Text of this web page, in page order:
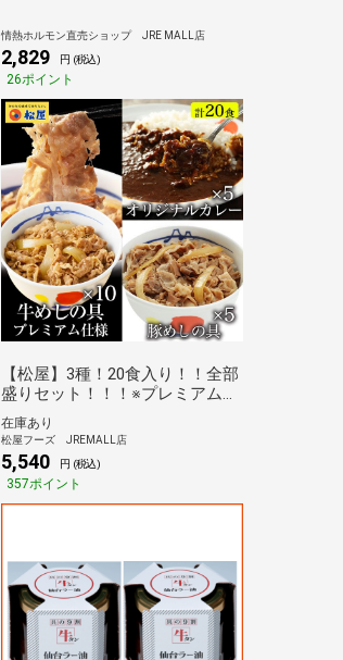
食品 にく 北海道沖縄配送は別途
送料追加
情熱ホルモン直売ショップ JRE MALL店
2,829 円 (税込)
26ポイント
【松屋】3種！20食入り！！全部
盛りセット！！！※プレミアム仕
様牛めしの具×10、豚めしの具
×5、オリジナルカレー×5（牛め
し 牛丼の具 冷凍食品 冷凍 おか
ず セット お惣菜 牛丼 肉 業務用
惣菜 お弁当 お試しグルメ 非常食
セール ブラックフライデー お買
在庫あり
松屋フーズ JREMALL店
5,540 円 (税込)
357ポイント